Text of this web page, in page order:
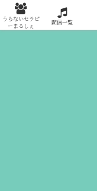
占いい
うらないセラピ
ーまるしぇ
配信一覧